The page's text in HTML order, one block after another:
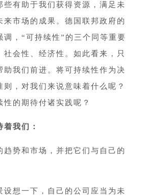
些有助于我们获得资源，满足未
来市场的成果。德国联邦政府的
调，“可持续性”的三个同等重要
社会性、经济性。如此看来，只
助我们前进。将可持续性作为决
则，对我们来说意味着什么呢？
的期待付诸实践呢？
我们：
趋势和市场，并把它们与自己的
设想一下，自己的公司应当为未